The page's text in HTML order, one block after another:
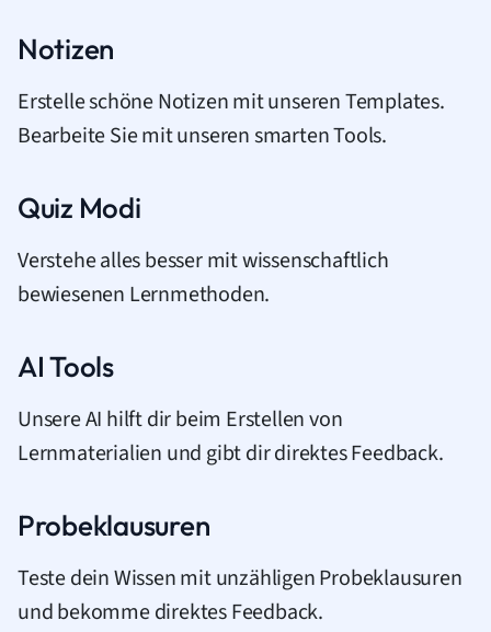
Notizen
Erstelle schöne Notizen mit unseren Templates.
Bearbeite Sie mit unseren smarten Tools.
Quiz Modi
Verstehe alles besser mit wissenschaftlich
bewiesenen Lernmethoden.
AI Tools
Unsere AI hilft dir beim Erstellen von
Lernmaterialien und gibt dir direktes Feedback.
Probeklausuren
Teste dein Wissen mit unzähligen Probeklausuren
und bekomme direktes Feedback.